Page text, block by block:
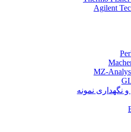
Agilent
MZ-
نگهداری نمونه